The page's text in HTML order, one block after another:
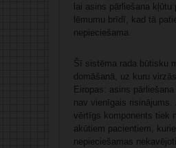
lai asins pārliešana kļūtu
lēmumu brīdī, kad tā
nepieciešama.
Šī sistēma rada būtisku
domāšanā, uz kuru
Eiropas: asins
nav vienīgais risinājums.
vērtīgs komponents tiek
akūtiem pacientiem,
nepieciešamas